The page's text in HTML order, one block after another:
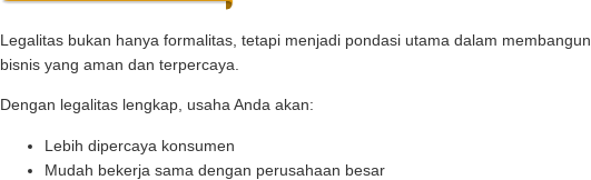
Legalitas bukan hanya formalitas, tetapi menjadi pondasi utama dalam membangun
bisnis yang aman dan terpercaya.
Dengan legalitas lengkap, usaha Anda akan:
Lebih dipercaya konsumen
Mudah bekerja sama dengan perusahaan besar